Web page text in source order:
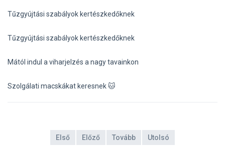
Tűzgyújtási szabályok kertészkedőknek
Tűzgyújtási szabályok kertészkedőknek
Mától indul a viharjelzés a nagy tavainkon
Szolgálati macskákat keresnek 🐱
Első Előző Tovább Utolsó